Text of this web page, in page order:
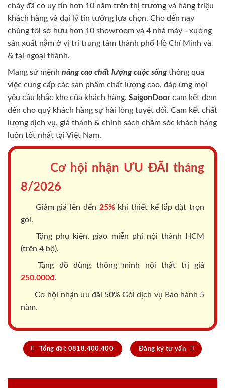
cháy đã có uy tín hơn 10 năm trên thị trường và hàng triệu
khách hàng và đại lý tin tưởng lựa chọn. Cho đến nay
chúng tôi sở hữu hơn 10 showroom và 4 nhà máy - xưởng
sản xuất nằm ở vị trí trung tâm thành phố Hồ Chí Minh và
& tại ngoại thành.
Mang sứ mệnh nâng cao chất lượng cuộc sốngthông qua
việc cung cấp các sản phẩm chất lượng cao, đáp ứng mọi
yêu cầu khắc khe của khách hàng. SaigonDoor cam kết đem
đến cho quý khách hàng sự hài lòng tuyệt đối. Cam kết chất
lượng dịch vụ, giá thành & chính sách chăm sóc khách hàng
luôn tốt nhất tại Việt Nam.
Cơ hội nhận ƯU ĐÃI tháng
8/2026
Giảm giá lên đến 25%khi thiết kế lắp đặt trọn
gói.
Tặng phụ kiện, giao miễn phí nội thành HCM
(trên 4 bộ).
Tặng đồ dùng thông minh nội thất trị giá
250.000đ.
Cơ hội nhận ưu đãi 50% Gói dịch vụ Bảo hành 5
năm.
Tổng đài: 0818.400.400 Đăng ký tư vấn